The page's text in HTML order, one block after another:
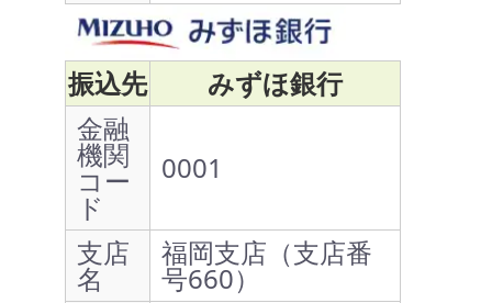
振込先
みずほ銀行
金融
機関
コー
ド
0001
支店
名
福岡支店（支店番
号660）